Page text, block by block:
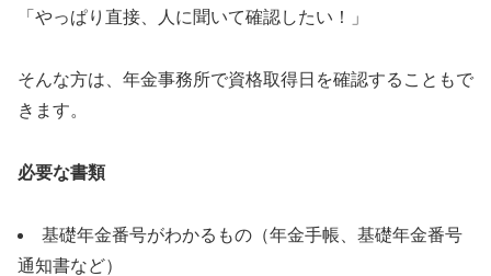
「やっぱり直接、人に聞いて確認したい！」
そんな方は、年金事務所で資格取得日を確認することもで
きます。
必要な書類
基礎年金番号がわかるもの（年金手帳、基礎年金番号
通知書など）